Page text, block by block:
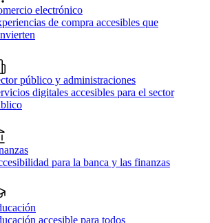
electrónico
de compra accesibles que
público y administraciones
digitales accesibles para el sector
para la banca y las finanzas
accesible para todos